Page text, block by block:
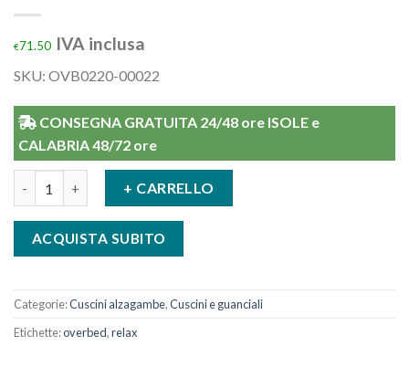
€71.50 IVA inclusa
SKU: OVB0220-00022
CONSEGNA GRATUITA 24/48 ore ISOLE e
CALABRIA 48/72 ore
+ CARRELLO
ACQUISTA SUBITO
Categorie:Cuscini alzagambe,Cuscini e guanciali
Etichette:overbed,relax